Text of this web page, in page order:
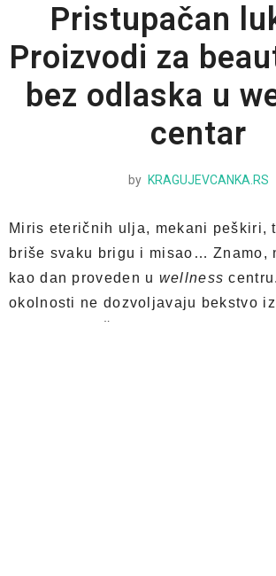
Pristupačan
Proizvodi za
bez odlaska u
centar
by KRAGUJEVCANKA.RS
Miris eteričnih ulja, mekani peškiri,
briše svaku brigu i misao… Znamo,
kao dan proveden u wellness
okolnosti ne dozvoljavaju bekstvo